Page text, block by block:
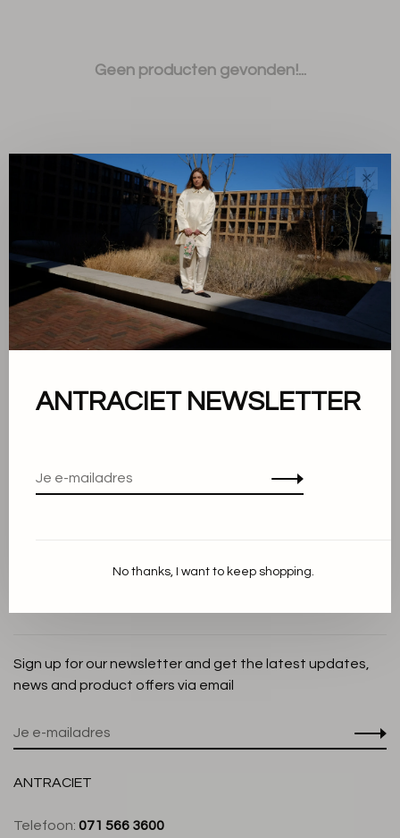
Geen producten gevonden!...
Sorteren op:
Toon 1 - 0 van 0
Over ons
Cookieverklaring
Sign up for our newsletter and get the latest updates,
news and product offers via email
ANTRACIET
Telefoon: 071 566 3600
✕
ANTRACIET NEWSLETTER
No thanks, I want to keep shopping.